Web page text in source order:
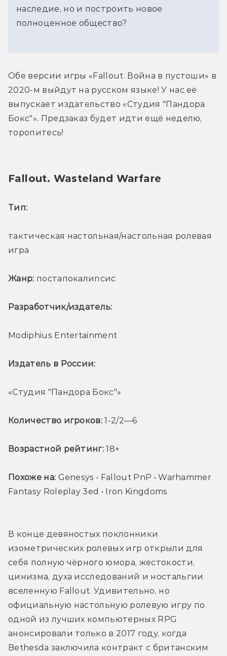
наследие, но и построить новое
полноценное общество?
Обе версии игры «Fallout. Война в пустоши» в
2020-м выйдут на русском языке! У нас её
выпускает издательство «Студия "Пандора
Бокс"». Предзаказ будет идти ещё неделю,
торопитесь!
Fallout. Wasteland Warfare
Тип:
тактическая настольная/настольная ролевая
игра
Жанр: постапокалипсис
Разработчик/издатель:
Modiphius Entertainment
Издатель в России:
«Студия "Пандора Бокс"»
Количество игроков: 1-2/2—6
Возрастной рейтинг: 18+
Похоже на: Genesys • Fallout PnP • Warhammer
Fantasy Roleplay 3ed • Iron Kingdoms
В конце девяностых поклонники
изометрических ролевых игр открыли для
себя полную чёрного юмора, жестокости,
цинизма, духа исследований и ностальгии
вселенную Fallout. Удивительно, но
официальную настольную ролевую игру по
одной из лучших компьютерных RPG
анонсировали только в 2017 году, когда
Bethesda заключила контракт с британским